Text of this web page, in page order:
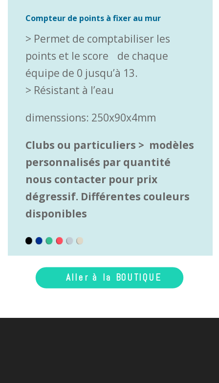
Compteur de points à fixer au mur
> Permet de comptabiliser les
points et le score de chaque
équipe de 0 jusqu’à 13.
> Résistant à l’eau
dimenssions: 250x90x4mm
Clubs ou particuliers > modèles
personnalisés par quantité
nous contacter pour prix
dégressif. Différentes couleurs
disponibles
Aller à la BOUTIQUE